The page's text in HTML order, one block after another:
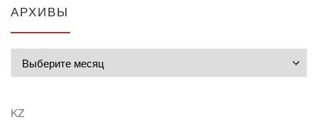
АРХИВЫ
KZ